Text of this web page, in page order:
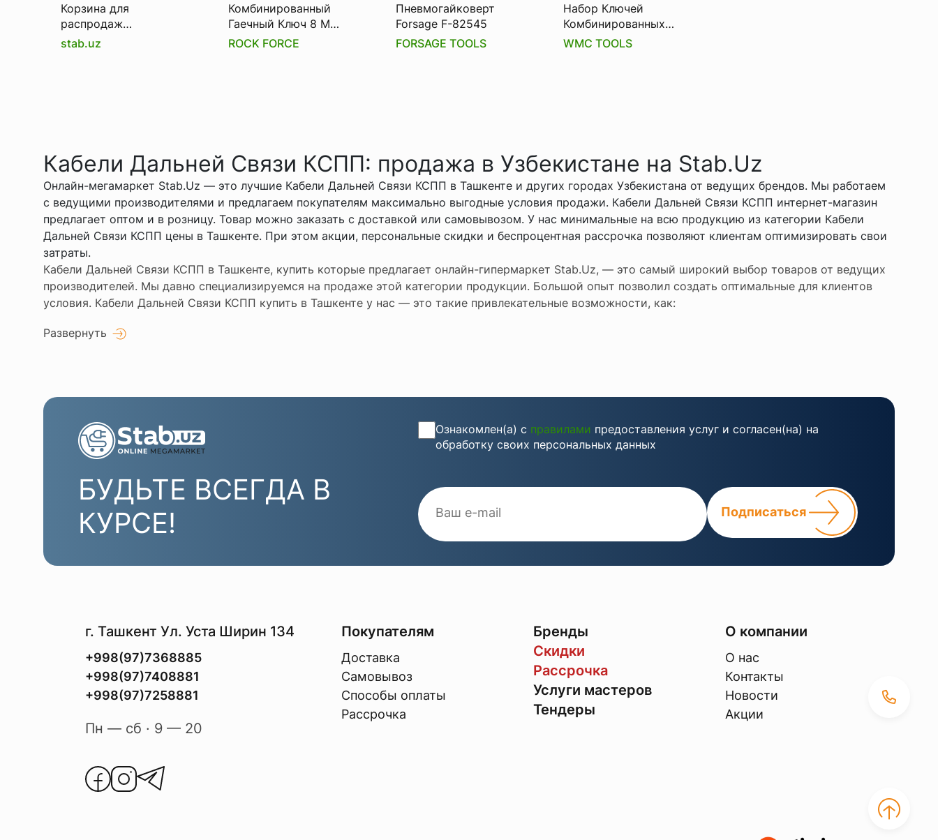
Корзина для
распродаж
(Корзина-
stab.uz
Комбинированный
Гаечный Ключ 8 Мм.
Rockforce Rf-75508
ROCK FORCE
Пневмогайковерт
Forsage F-82545
FORSAGE TOOLS
Набор Ключей
Комбинированных
12пр. В Пластиковом
WMC TOOLS
Кабели Дальней Связи КСПП: продажа в Узбекистане на Stab.Uz
Онлайн-мегамаркет Stab.Uz — это лучшие Кабели Дальней Связи КСПП в Ташкенте и других городах Узбекистана от ведущих брендов. Мы работаем
с ведущими производителями и предлагаем покупателям максимально выгодные условия продажи. Кабели Дальней Связи КСПП интернет-магазин
предлагает оптом и в розницу. Товар можно заказать с доставкой или самовывозом. У нас минимальные на всю продукцию из категории Кабели
Дальней Связи КСПП цены в Ташкенте. При этом акции, персональные скидки и беспроцентная рассрочка позволяют клиентам оптимизировать свои
затраты.
Кабели Дальней Связи КСПП в Ташкенте, купить которые предлагает онлайн-гипермаркет Stab.Uz, — это самый широкий выбор товаров от ведущих
производителей. Мы давно специализируемся на продаже этой категории продукции. Большой опыт позволил создать оптимальные для клиентов
условия. Кабели Дальней Связи КСПП купить в Ташкенте у нас — это такие привлекательные возможности, как:
Развернуть
БУДЬТЕ ВСЕГДА В
КУРСЕ!
Ознакомлен(а) с правилами предоставления услуг и согласен(на) на
обработку своих персональных данных
Подписаться
г. Ташкент Ул. Уста Ширин 134
+998(97)7368885
+998(97)7408881
+998(97)7258881
Пн — сб · 9 — 20
Покупателям
Доставка
Самовывоз
Способы оплаты
Рассрочка
Бренды
Скидки
Рассрочка
Услуги мастеров
Тендеры
О компании
О нас
Контакты
Новости
Акции